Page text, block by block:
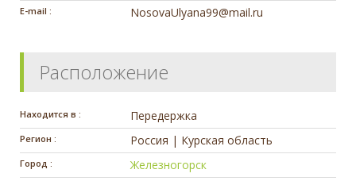
E-mail : NosovaUlyana99@mail.ru
Расположение
Находится в : Передержка
Регион : Россия | Курская область
Город : Железногорск